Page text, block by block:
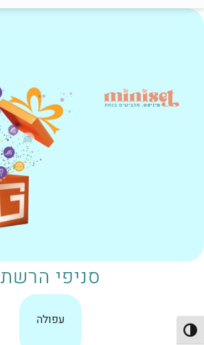
הפעל/כבה ניגודיות גבוהה
סניפי הרשת
עפולה